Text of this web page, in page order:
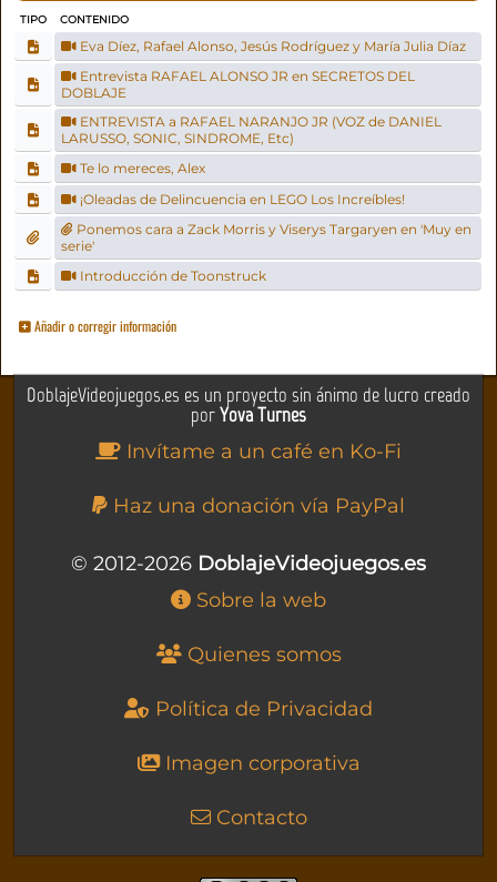
TIPO CONTENIDO
Eva Díez, Rafael Alonso, Jesús Rodríguez y María Julia Díaz
Entrevista RAFAEL ALONSO JR en SECRETOS DEL
DOBLAJE
ENTREVISTA a RAFAEL NARANJO JR (VOZ de DANIEL
LARUSSO, SONIC, SINDROME, Etc)
Te lo mereces, Alex
¡Oleadas de Delincuencia en LEGO Los Increíbles!
Ponemos cara a Zack Morris y Viserys Targaryen en 'Muy en
serie'
Introducción de Toonstruck
Añadir o corregir información
DoblajeVideojuegos.es es un proyecto sin ánimo de lucro creado
porYova Turnes
Invítame a un café en Ko-Fi
Haz una donación vía PayPal
© 2012-2026 DoblajeVideojuegos.es
Sobre la web
Quienes somos
Política de Privacidad
Imagen corporativa
Contacto